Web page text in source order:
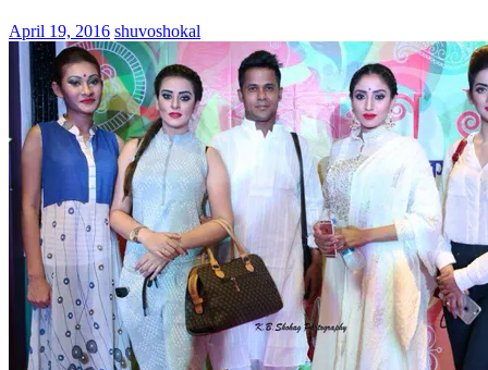
April 19, 2016 shuvoshokal